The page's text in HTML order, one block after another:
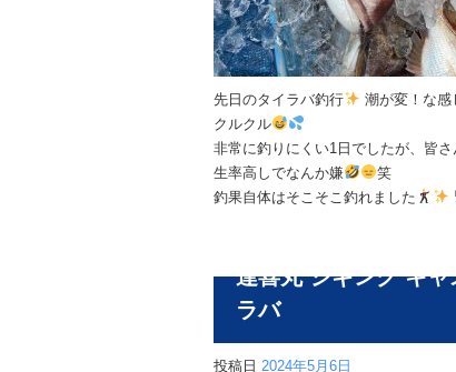
先日のタイラバ釣行 潮が変！な感
クルクル
非常に釣りにくい1日でしたが、皆
生率高しでなんか嫌
笑
釣果自体はそこそこ釣れました
達喜丸 ジギング キ
ラバ
投稿日 2024年5月6日